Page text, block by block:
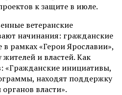
к защите в июле.
ветеранские
начинания: гражданские
рамках «Герои Ярославии»,
и властей. Как
«Гражданские инициативы,
находят поддержку
власти».